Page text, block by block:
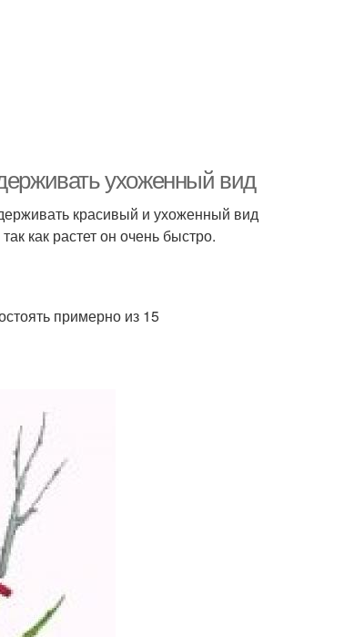
ухоженный вид
красивый и ухоженный вид
как растет он очень быстро.
примерно из 15